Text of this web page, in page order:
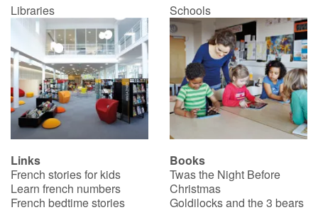
Libraries Schools
Links
French stories for kids
Learn french numbers
French bedtime stories
Books
Twas the Night Before
Christmas
Goldilocks and the 3 bears